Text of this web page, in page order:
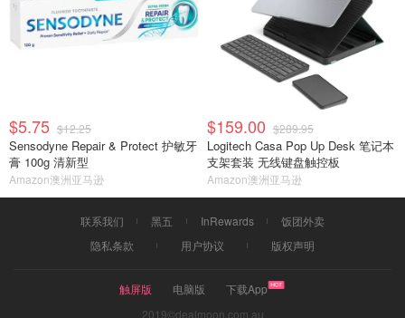
$5.75 $12.25
Sensodyne Repair & Protect 护敏牙
膏 100g 清新型
Amazon澳洲亚马逊
$159.00 $289.95
Logitech Casa Pop Up Desk 笔记本
支架套装 无线键盘触控板
Amazon澳洲亚马逊
联系我们 黑五 InRewards
饭团外卖
隐私条款
用户协议 版权声明
触屏版 电脑版
下载App
2019©dealmoon.com.au